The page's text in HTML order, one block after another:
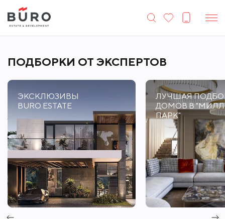
ПОДБОРКИ ОТ ЭКСПЕРТОВ
ЭКСКЛЮЗИВЫ
BURO ESTATE
ЛУЧШАЯ
ДОМОВ В
ПАРК"